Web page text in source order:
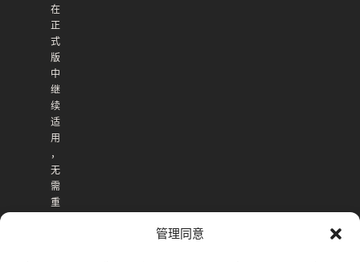
管理同意
在
正
式
版
中
继
续
适
用
，
无
需
重